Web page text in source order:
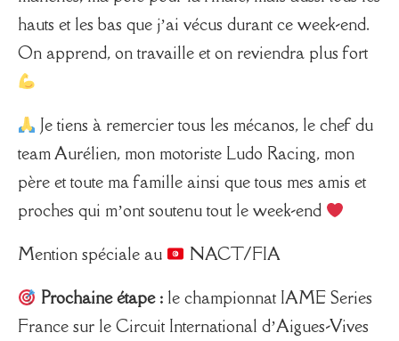
hauts et les bas que j’ai vécus durant ce week-end.
On apprend, on travaille et on reviendra plus fort
Je tiens à remercier tous les mécanos, le chef du
team Aurélien, mon motoriste Ludo Racing, mon
père et toute ma famille ainsi que tous mes amis et
proches qui m’ont soutenu tout le week-end
Mention spéciale au NACT/FIA
Prochaine étape :le championnat IAME Series
France sur le Circuit International d’Aigues-Vives